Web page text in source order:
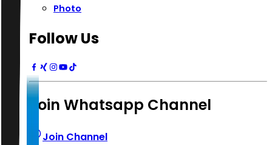
Photo
Follow Us
Join Whatsapp Channel
Join Channel